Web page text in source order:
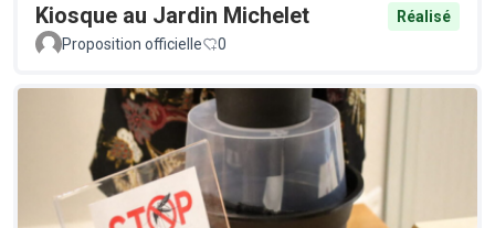
Kiosque au Jardin Michelet
Réalisé
Proposition officielle
0